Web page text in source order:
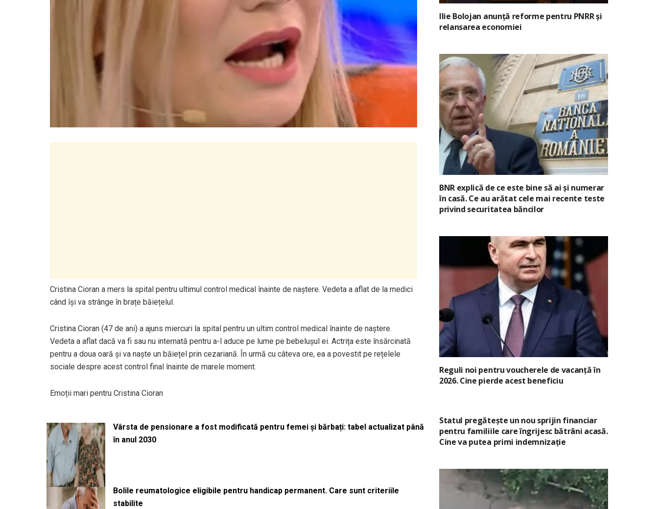
Cristina Cioran a mers la spital pentru ultimul control medical înainte de naștere. Vedeta a aflat de la medici
când își va strânge în brațe băiețelul.
Cristina Cioran (47 de ani) a ajuns miercuri la spital pentru un ultim control medical înainte de naștere.
Vedeta a aflat dacă va fi sau nu internată pentru a-l aduce pe lume pe bebelușul ei. Actrița este însărcinată
pentru a doua oară și va naște un băiețel prin cezariană. În urmă cu câteva ore, ea a povestit pe rețelele
sociale despre acest control final înainte de marele moment.
Emoții mari pentru Cristina Cioran
Vârsta de pensionare a fost modificată pentru femei și bărbați: tabel actualizat până
în anul 2030
Bolile reumatologice eligibile pentru handicap permanent. Care sunt criteriile
stabilite
Ilie Bolojan anunță reforme pentru PNRR și
relansarea economiei
BNR explică de ce este bine să ai și numerar
în casă. Ce au arătat cele mai recente teste
privind securitatea băncilor
Reguli noi pentru voucherele de vacanță în
2026. Cine pierde acest beneficiu
Statul pregătește un nou sprijin financiar
pentru familiile care îngrijesc bătrâni acasă.
Cine va putea primi indemnizație